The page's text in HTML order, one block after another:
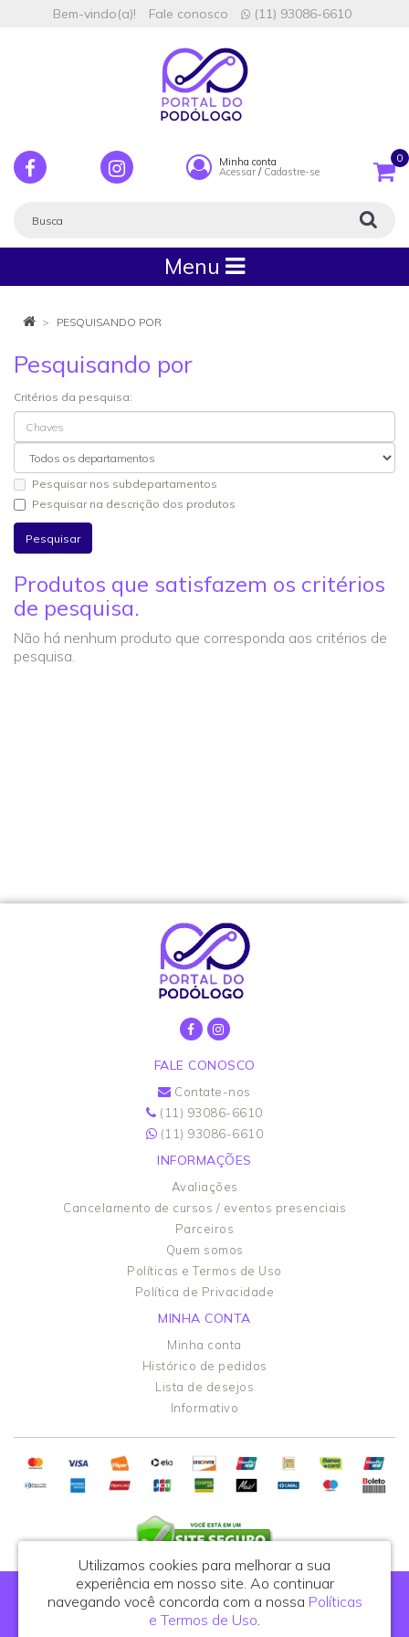
Bem-vindo(a)! Fale conosco (11) 93086-6610
Minha conta
Acessar / Cadastre-se
0
Menu
PESQUISANDO POR
Pesquisando por
Critérios da pesquisa:
Pesquisar nos subdepartamentos
Pesquisar na descrição dos produtos
Produtos que satisfazem os critérios
de pesquisa.
Não há nenhum produto que corresponda aos critérios de
pesquisa.
FALE CONOSCO
Contate-nos
(11) 93086-6610
(11) 93086-6610
INFORMAÇÕES
Avaliações
Cancelamento de cursos / eventos presenciais
Parceiros
Quem somos
Políticas e Termos de Uso
Política de Privacidade
MINHA CONTA
Minha conta
Histórico de pedidos
Lista de desejos
Informativo
Portal do Podólogo - CNPJ: 44.108.762/0001-81
R. Celso de Azevedo Marques, 395, cj. 25 - São Paulo/SP - CEP: 03122-010
Utilizamos cookies para melhorar a sua
experiência em nosso site. Ao continuar
navegando você concorda com a nossa Políticas
e Termos de Uso.